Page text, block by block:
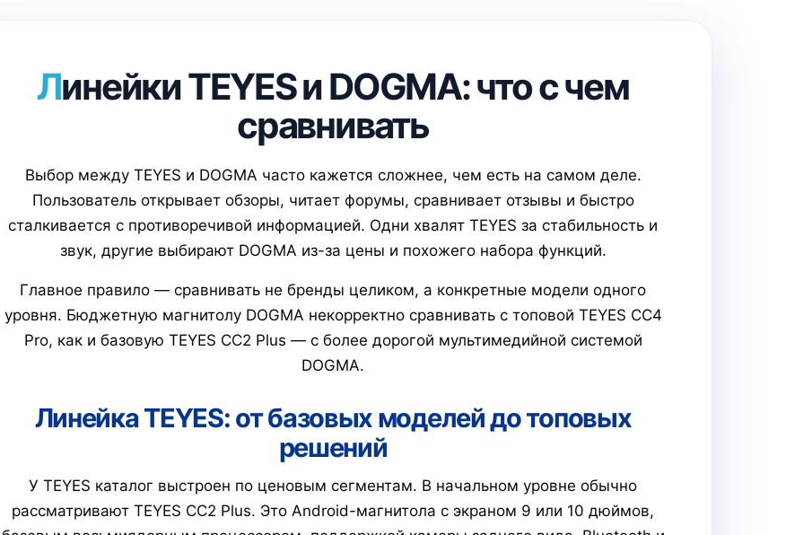
Линейки TEYES и DOGMA: что с чем
сравнивать
Выбор между TEYES и DOGMA часто кажется сложнее, чем есть на самом деле.
Пользователь открывает обзоры, читает форумы, сравнивает отзывы и быстро
сталкивается с противоречивой информацией. Одни хвалят TEYES за стабильность и
звук, другие выбирают DOGMA из-за цены и похожего набора функций.
Главное правило — сравнивать не бренды целиком, а конкретные модели одного
уровня. Бюджетную магнитолу DOGMA некорректно сравнивать с топовой TEYES CC4
Pro, как и базовую TEYES CC2 Plus — с более дорогой мультимедийной системой
DOGMA.
Линейка TEYES: от базовых моделей до топовых
решений
У TEYES каталог выстроен по ценовым сегментам. В начальном уровне обычно
рассматривают TEYES CC2 Plus. Это Android-магнитола с экраном 9 или 10 дюймов,